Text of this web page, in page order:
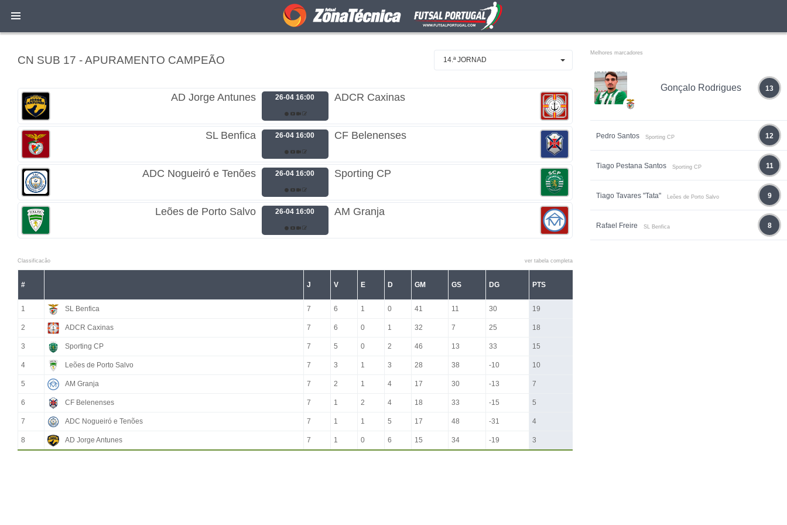
CN SUB 17 - APURAMENTO CAMPEÃO 14.ª JORNAD
AD Jorge Antunes 26-04 16:00 ADCR Caxinas
SL Benfica 26-04 16:00 CF Belenenses
ADC Nogueiró e Tenões 26-04 16:00 Sporting CP
Leões de Porto Salvo 26-04 16:00 AM Granja
Classificacão ver tabela completa
# J V E D GM GS DG PTS
1 SL Benfica 7 6 1 0 41 11 30 19
2 ADCR Caxinas 7 6 0 1 32 7 25 18
3 Sporting CP 7 5 0 2 46 13 33 15
4 Leões de Porto Salvo 7 3 1 3 28 38 -10 10
5 AM Granja 7 2 1 4 17 30 -13 7
6 CF Belenenses 7 1 2 4 18 33 -15 5
7 ADC Nogueiró e Tenões 7 1 1 5 17 48 -31 4
8 AD Jorge Antunes 7 1 0 6 15 34 -19 3
Melhores marcadores
Gonçalo Rodrigues 13
Pedro Santos Sporting CP 12
Tiago Pestana Santos Sporting CP 11
Tiago Tavares "Tata" Leões de Porto Salvo 9
Rafael Freire SL Benfica 8